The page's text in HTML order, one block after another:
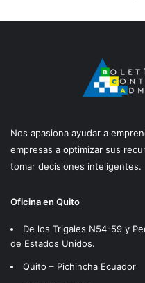
Nos apasiona ayudar a
empresas a optimizar sus
tomar decisiones inteligentes.
Oficina en Quito
De los Trigales N54-59 y
de Estados Unidos.
Quito – Pichincha Ecuador